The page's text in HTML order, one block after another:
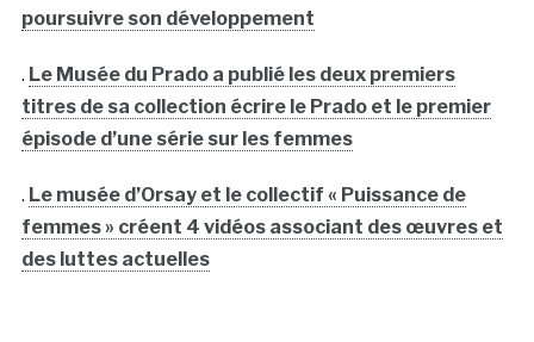
poursuivre son développement
. Le Musée du Prado a publié les deux premiers
titres de sa collection écrire le Prado et le premier
épisode d’une série sur les femmes
. Le musée d’Orsay et le collectif « Puissance de
femmes » créent 4 vidéos associant des œuvres et
des luttes actuelles